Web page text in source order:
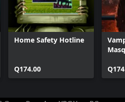
Home Safety Hotline
Q174.00
York